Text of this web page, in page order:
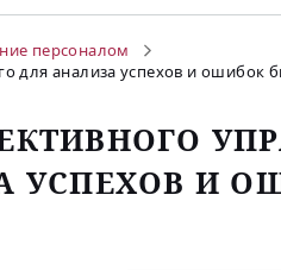
персоналом
для анализа успехов и ошибок
УСПЕХОВ И